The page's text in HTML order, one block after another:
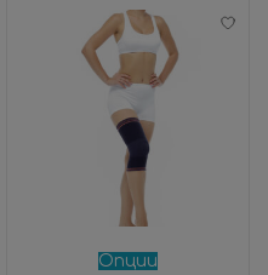
Опции